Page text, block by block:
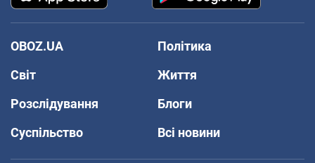
OBOZ.UA
Політика
Світ
Життя
Розслідування
Блоги
Суспільство
Всі новини